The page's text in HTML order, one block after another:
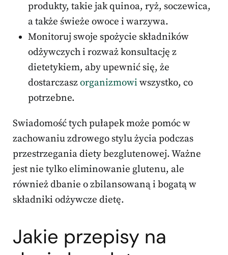
produkty, takie jak quinoa, ryż, soczewica,
a także świeże owoce i warzywa.
Monitoruj swoje spożycie składników
odżywczych i rozważ konsultację z
dietetykiem, aby upewnić się, że
dostarczaszorganizmowi wszystko, co
potrzebne.
Swiadomość tych pułapek może pomóc w
zachowaniu zdrowego stylu życia podczas
przestrzegania diety bezglutenowej. Ważne
jest nie tylko eliminowanie glutenu, ale
również dbanie o zbilansowaną i bogatą w
składniki odżywcze dietę.
Jakie przepisy na